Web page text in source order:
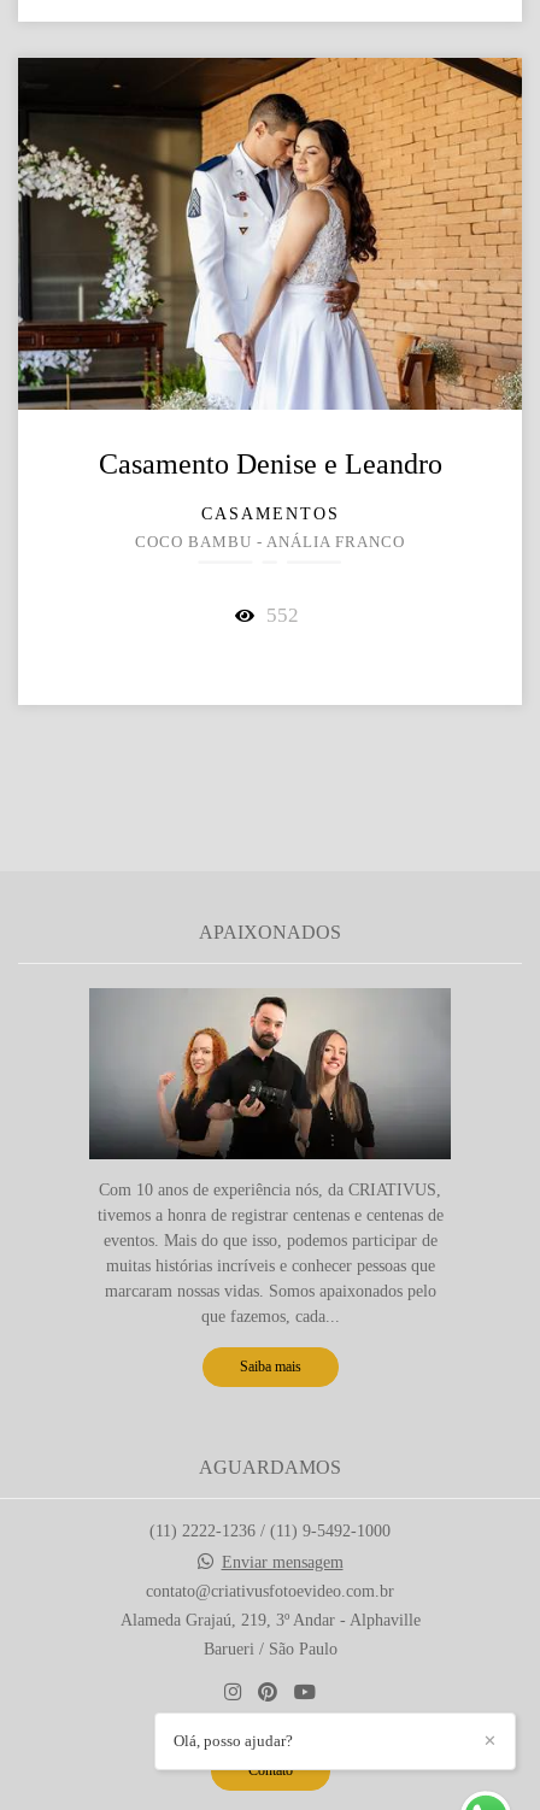
Casamento Denise e Leandro
CASAMENTOS
COCO BAMBU - ANÁLIA FRANCO
552
APAIXONADOS
Com 10 anos de experiência nós, da CRIATIVUS,
tivemos a honra de registrar centenas e centenas de
eventos. Mais do que isso, podemos participar de
muitas histórias incríveis e conhecer pessoas que
marcaram nossas vidas. Somos apaixonados pelo
que fazemos, cada...
Saiba mais
AGUARDAMOS
(11) 2222-1236 / (11) 9-5492-1000
Enviar mensagem
contato@criativusfotoevideo.com.br
Alameda Grajaú, 219, 3º Andar - Alphaville
Barueri / São Paulo
Contato
✕
Olá, posso ajudar?